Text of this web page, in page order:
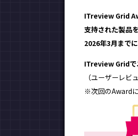
ITreview Grid
支持された製品
2026年3月まで
ITreview Gridで
（ユーザーレビ
※次回のAward